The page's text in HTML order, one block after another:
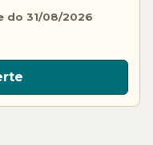
do 31/08/2026